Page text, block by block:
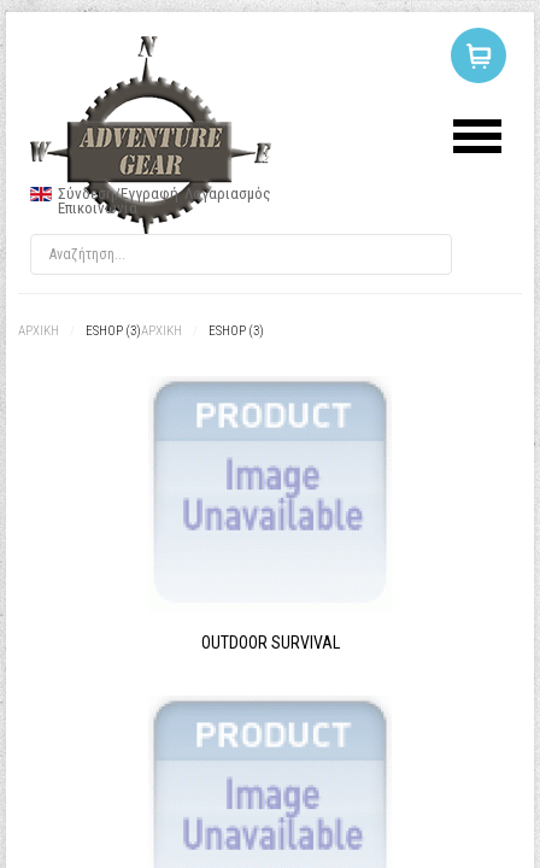
Σύνδεση/Εγγραφή Λογαριασμός
Επικοινωνία
ΑΡΧΙΚΉ ESHOP (3)ΑΡΧΙΚΉ ESHOP (3)
OUTDOOR SURVIVAL
ΣΥΝΔΕΣΗ
Κωδικός
Να με θυμάσαι